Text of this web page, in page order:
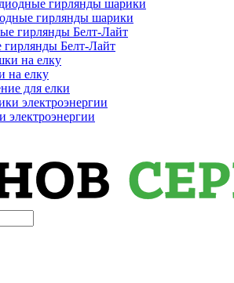
гирлянды шарики
Белт-Лайт
на елку
для елки
электроэнергии